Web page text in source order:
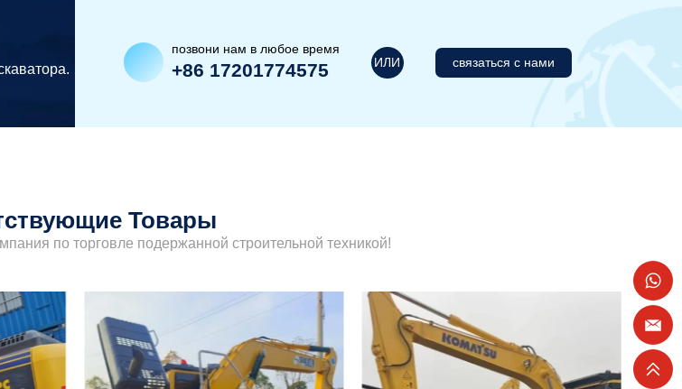
позвони нам в любое время
+86 17201774575 ИЛИ связаться с нами
Товары
по торговле подержанной строительной техникой!